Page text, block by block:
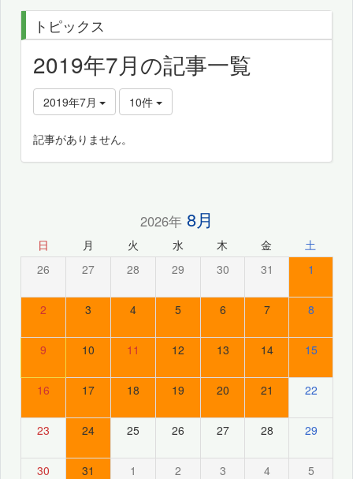
トピックス
2019年7月の記事一覧
2019年7月 10件
記事がありません。
2026年8月
日 月 火 水 木 金 土
26 27 28 29 30 31 1
2 3 4 5 6 7 8
9 10 11 12 13 14 15
16 17 18 19 20 21 22
23 24 25 26 27 28 29
30 31 1 2 3 4 5